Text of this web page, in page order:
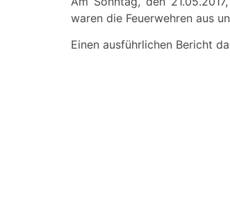
waren die Feuerwehren aus
Einen ausführlichen Bericht